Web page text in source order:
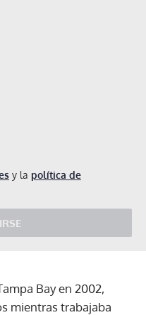
y la política de
Bay en 2002,
mientras trabajaba